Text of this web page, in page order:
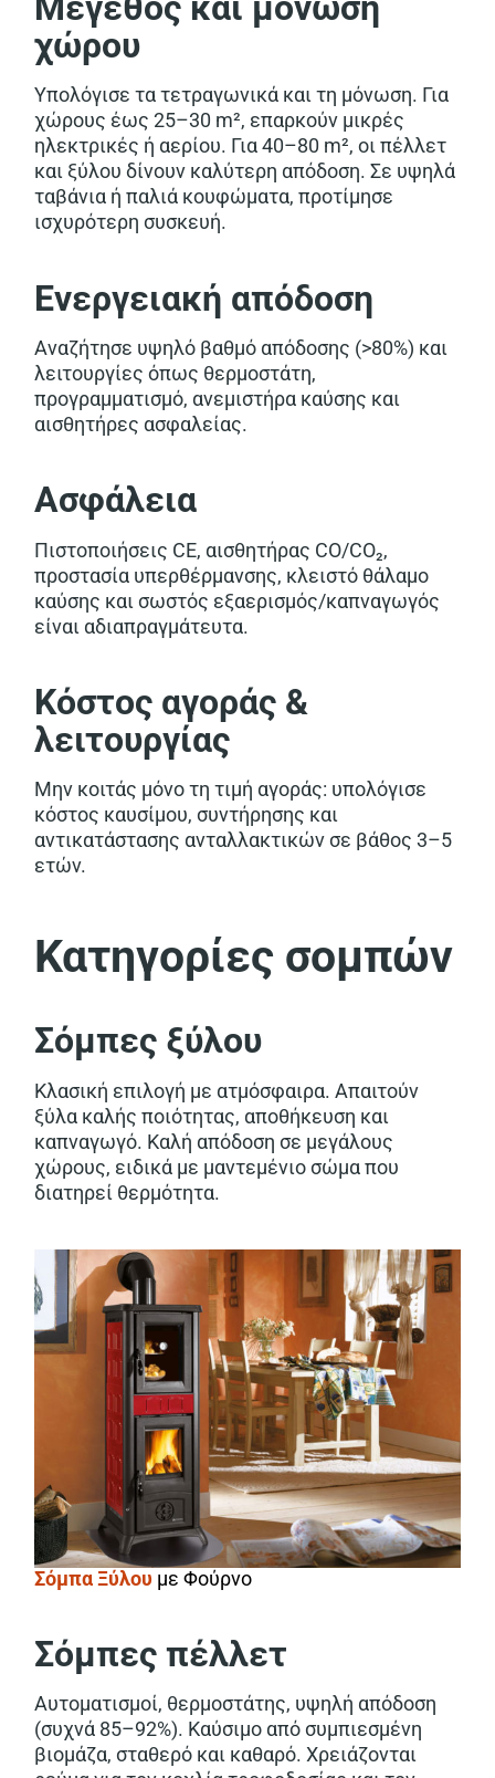
χώρου
Υπολόγισε τα τετραγωνικά και τη μόνωση. Για
χώρους έως 25–30 m², επαρκούν μικρές
ηλεκτρικές ή αερίου. Για 40–80 m², οι πέλλετ
και ξύλου δίνουν καλύτερη απόδοση. Σε υψηλά
ταβάνια ή παλιά κουφώματα, προτίμησε
ισχυρότερη συσκευή.
Ενεργειακή απόδοση
Αναζήτησε υψηλό βαθμό απόδοσης (>80%) και
λειτουργίες όπως θερμοστάτη,
προγραμματισμό, ανεμιστήρα καύσης και
αισθητήρες ασφαλείας.
Ασφάλεια
Πιστοποιήσεις CE, αισθητήρας CO/CO₂,
προστασία υπερθέρμανσης, κλειστό θάλαμο
καύσης και σωστός εξαερισμός/καπναγωγός
είναι αδιαπραγμάτευτα.
Κόστος αγοράς &
λειτουργίας
Μην κοιτάς μόνο τη τιμή αγοράς: υπολόγισε
κόστος καυσίμου, συντήρησης και
αντικατάστασης ανταλλακτικών σε βάθος 3–5
ετών.
Κατηγορίες σομπών
Σόμπες ξύλου
Κλασική επιλογή με ατμόσφαιρα. Απαιτούν
ξύλα καλής ποιότητας, αποθήκευση και
καπναγωγό. Καλή απόδοση σε μεγάλους
χώρους, ειδικά με μαντεμένιο σώμα που
διατηρεί θερμότητα.
Σόμπα Ξύλου με Φούρνο
Σόμπες πέλλετ
Αυτοματισμοί, θερμοστάτης, υψηλή απόδοση
(συχνά 85–92%). Καύσιμο από συμπιεσμένη
βιομάζα, σταθερό και καθαρό. Χρειάζονται